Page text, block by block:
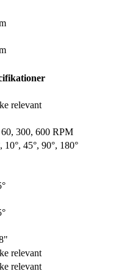
relevant
300, 600 RPM
10°, 45°, 90°, 180°
relevant
relevant